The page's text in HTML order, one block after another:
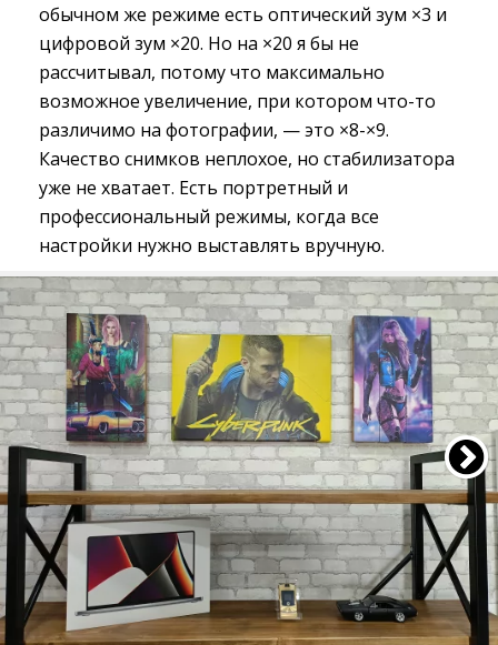
обычном же режиме есть оптический зум ×3 и
цифровой зум ×20. Но на ×20 я бы не
рассчитывал, потому что максимально
возможное увеличение, при котором что-то
различимо на фотографии, — это ×8-×9.
Качество снимков неплохое, но стабилизатора
уже не хватает. Есть портретный и
профессиональный режимы, когда все
настройки нужно выставлять вручную.